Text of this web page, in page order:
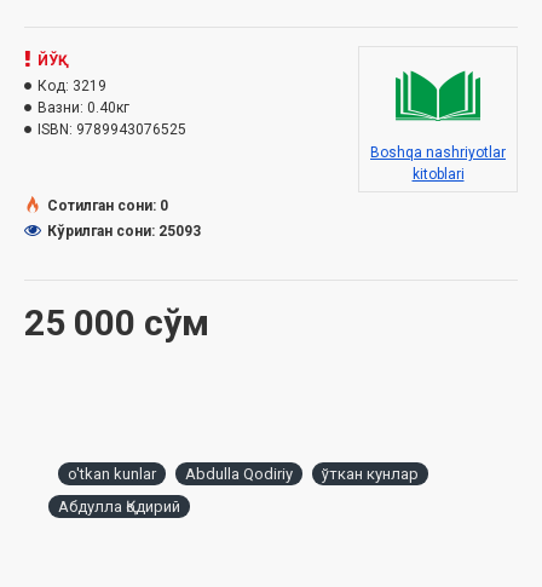
25 000 сўм
ЙЎҚ
Код: 3219
Вазни: 0.40кг
ISBN: 9789943076525
Boshqa nashriyotlar
kitoblari
Сотилган сони: 0
Кўрилган сони: 25093
o'tkan kunlar Abdulla Qodiriy
ўткан кунлар
Абдулла Қодирий